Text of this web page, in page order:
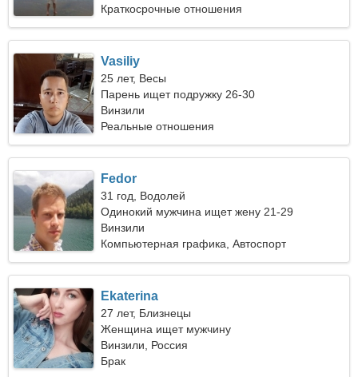
Краткосрочные отношения
Vasiliy
25 лет, Весы
Парень ищет подружку 26-30
Винзили
Реальные отношения
Fedor
31 год, Водолей
Одинокий мужчина ищет жену 21-29
Винзили
Компьютерная графика, Автоспорт
Ekaterina
27 лет, Близнецы
Женщина ищет мужчину
Винзили, Россия
Брак